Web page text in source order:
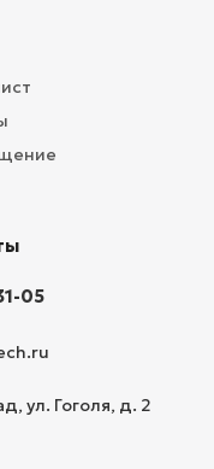
05
ул. Гоголя, д. 2